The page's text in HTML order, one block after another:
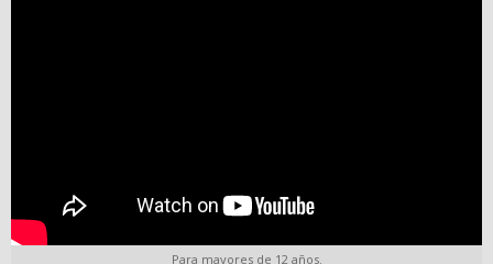
Para mayores de 12 años.